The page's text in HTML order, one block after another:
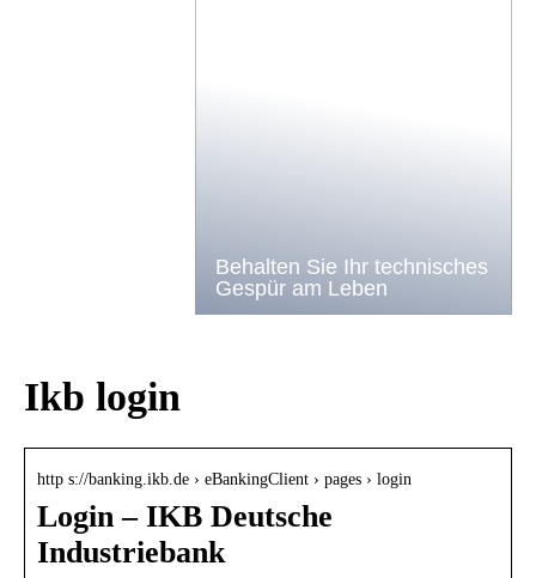
Behalten Sie Ihr technisches
Gespür am Leben
Ikb login
http s://banking.ikb.de › eBankingClient › pages › login
Login – IKB Deutsche
Industriebank